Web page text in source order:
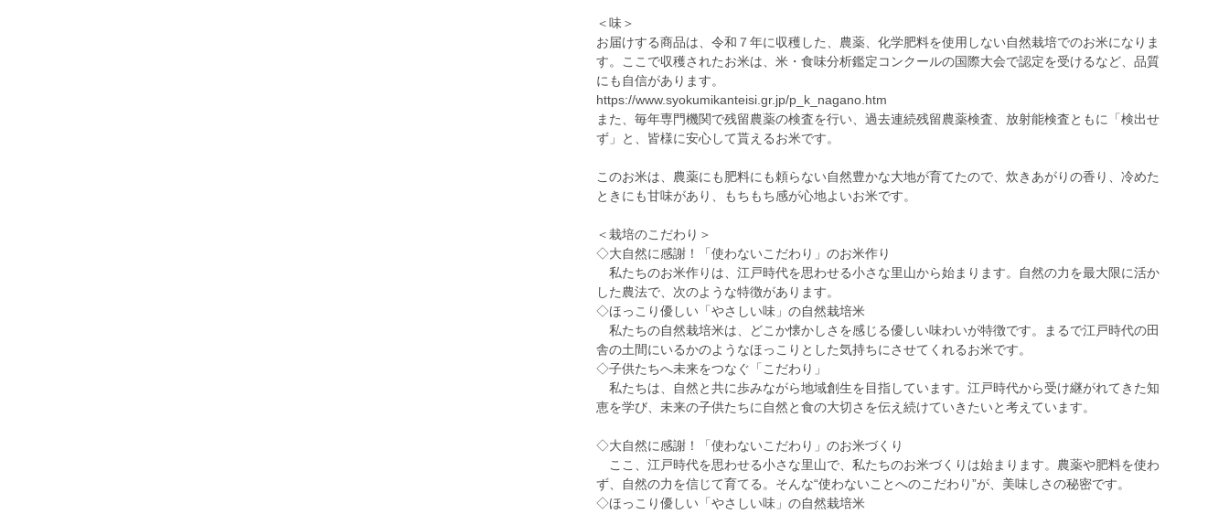
＜味＞
お届けする商品は、令和７年に収穫した、農薬、化学肥料を使用しない自然栽培でのお米になりま
す。ここで収穫されたお米は、米・食味分析鑑定コンクールの国際大会で認定を受けるなど、品質
にも自信があります。
https://www.syokumikanteisi.gr.jp/p_k_nagano.htm
また、毎年専門機関で残留農薬の検査を行い、過去連続残留農薬検査、放射能検査ともに「検出せ
ず」と、皆様に安心して貰えるお米です。
このお米は、農薬にも肥料にも頼らない自然豊かな大地が育てたので、炊きあがりの香り、冷めた
ときにも甘味があり、もちもち感が心地よいお米です。
＜栽培のこだわり＞
◇大自然に感謝！「使わないこだわり」のお米作り
私たちのお米作りは、江戸時代を思わせる小さな里山から始まります。自然の力を最大限に活か
した農法で、次のような特徴があります。
◇ほっこり優しい「やさしい味」の自然栽培米
私たちの自然栽培米は、どこか懐かしさを感じる優しい味わいが特徴です。まるで江戸時代の田
舎の土間にいるかのようなほっこりとした気持ちにさせてくれるお米です。
◇子供たちへ未来をつなぐ「こだわり」
私たちは、自然と共に歩みながら地域創生を目指しています。江戸時代から受け継がれてきた知
恵を学び、未来の子供たちに自然と食の大切さを伝え続けていきたいと考えています。
◇大自然に感謝！「使わないこだわり」のお米づくり
ここ、江戸時代を思わせる小さな里山で、私たちのお米づくりは始まります。農薬や肥料を使わ
ず、自然の力を信じて育てる。そんな“使わないことへのこだわり”が、美味しさの秘密です。
◇ほっこり優しい「やさしい味」の自然栽培米